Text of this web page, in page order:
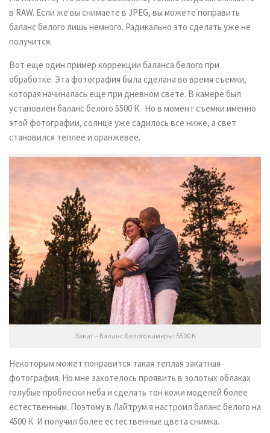
в RAW. Если же вы снимаете в JPEG, вы можете поправить
баланс белого лишь немного. Радикально это сделать уже не
получится.
Вот еще один пример коррекции баланса белого при
обработке. Эта фотография была сделана во время съемки,
которая начиналась еще при дневном свете. В камере был
установлен баланс белого 5500 К. Но в момент съемки именно
этой фотографии, солнце уже садилось все ниже, а свет
становился теплее и оранжевее.
Закат – Баланс белого камеры: 5500 К
Некоторым может понравится такая теплая закатная
фотография. Но мне захотелось проявить в золотых облаках
голубые проблески неба и сделать тон кожи моделей более
естественным. Поэтому в Лайтрум я настроил баланс белого на
4500 К. И получил более естественные цвета снимка.